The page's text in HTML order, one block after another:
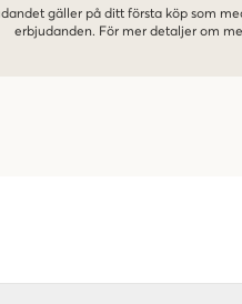
gäller på ditt första köp som
erbjudanden. För mer detaljer om